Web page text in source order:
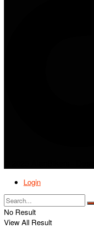
Login
No Result
View All Result